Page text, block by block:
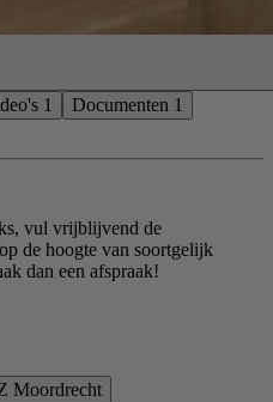
1 Documenten 1
vul vrijblijvend de
de hoogte van soortgelijk
dan een afspraak!
Moordrecht